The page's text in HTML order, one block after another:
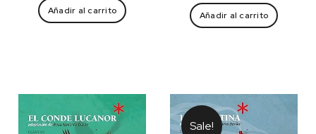
original
era:
Añadir al carrito
original
era:
Añadir al carrito
Sale!